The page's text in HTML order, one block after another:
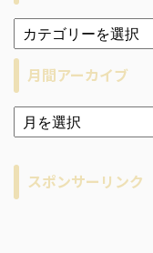
月間アーカイブ
ア
ー
ブ
スポンサーリンク